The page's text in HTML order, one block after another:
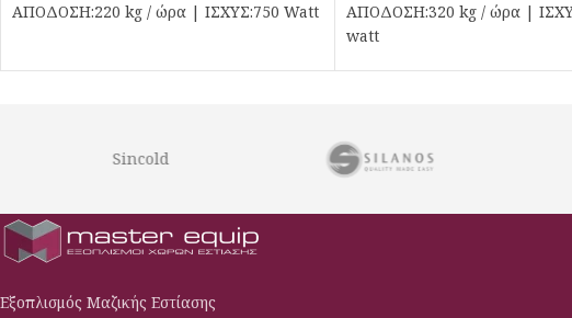
ΑΠΟΔΟΣΗ:220 kg / ώρα | ΙΣΧΥΣ:750 Watt
ΑΠΟΔΟΣΗ:320 kg / ώρα |
watt
Εξοπλισμός Μαζικής Εστίασης